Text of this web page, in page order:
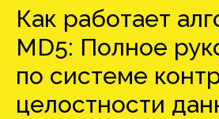
Как работает
MD5: Полное
по системе
целостности